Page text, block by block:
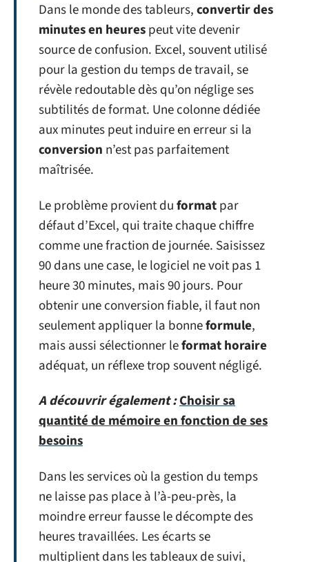
Dans le monde des tableurs,convertir des
minutes en heurespeut vite devenir
source de confusion. Excel, souvent utilisé
pour la gestion du temps de travail, se
révèle redoutable dès qu’on néglige ses
subtilités de format. Une colonne dédiée
aux minutes peut induire en erreur si la
conversion n’est pas parfaitement
maîtrisée.
Le problème provient duformatpar
défaut d’Excel, qui traite chaque chiffre
comme une fraction de journée. Saisissez
90 dans une case, le logiciel ne voit pas 1
heure 30 minutes, mais 90 jours. Pour
obtenir une conversion fiable, il faut non
seulement appliquer la bonneformule,
mais aussi sélectionner leformat horaire
adéquat, un réflexe trop souvent négligé.
A découvrir également :Choisir sa
quantité de mémoire en fonction de ses
besoins
Dans les services où la gestion du temps
ne laisse pas place à l’à-peu-près, la
moindre erreur fausse le décompte des
heures travaillées. Les écarts se
multiplient dans les tableaux de suivi,